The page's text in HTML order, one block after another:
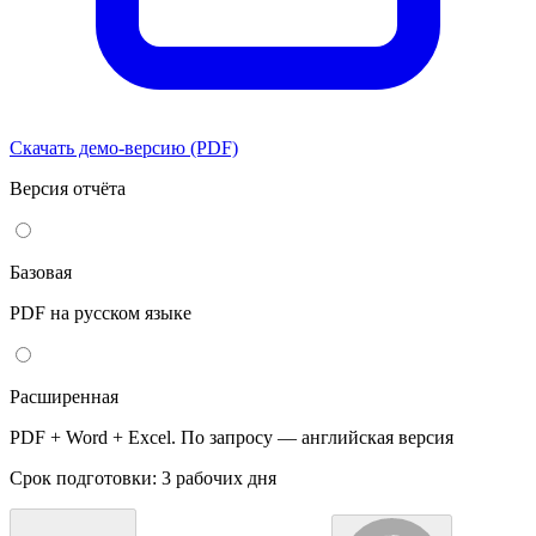
Скачать демо-версию (PDF)
Версия отчёта
Базовая
PDF на русском языке
Расширенная
PDF + Word + Excel. По запросу — английская версия
Срок подготовки: 3 рабочих дня